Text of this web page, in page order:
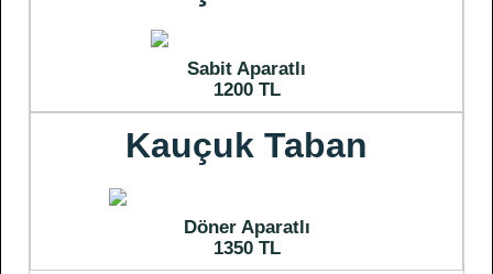
Sabit Aparatlı
1200 TL
Kauçuk Taban
Döner Aparatlı
1350 TL